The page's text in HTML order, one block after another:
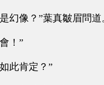
幻像？”葉真皺眉問道
！”
此肯定？”